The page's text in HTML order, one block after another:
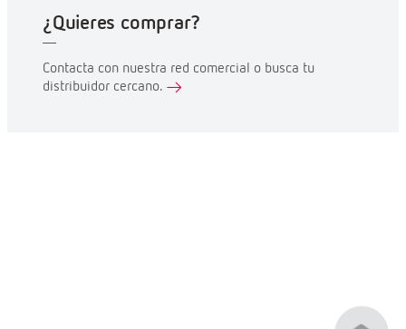
¿Quieres comprar?
Contacta con nuestra red comercial o busca tu
distribuidor cercano.